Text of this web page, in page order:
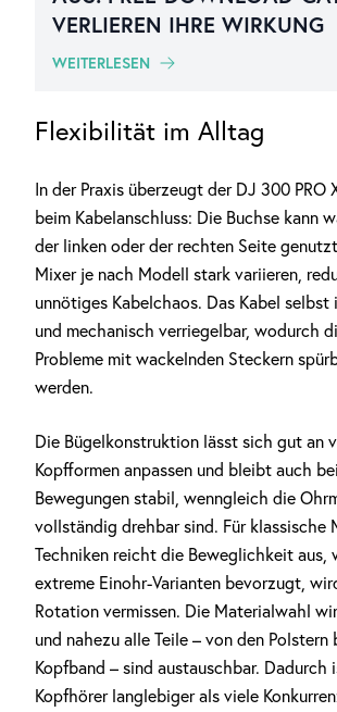
VERLIEREN IHRE WIRKUNG
WEITERLESEN
Flexibilität im Alltag
In der Praxis überzeugt der DJ 300 PRO
beim Kabelanschluss: Die Buchse kann
der linken oder der rechten Seite
Mixer je nach Modell stark variieren,
unnötiges Kabelchaos. Das Kabel selbst
und mechanisch verriegelbar, wodurch
Probleme mit wackelnden Steckern
werden.
Die Bügelkonstruktion lässt sich gut an
Kopfformen anpassen und bleibt auch
Bewegungen stabil, wenngleich die
vollständig drehbar sind. Für klassische
Techniken reicht die Beweglichkeit aus,
extreme Einohr-Varianten bevorzugt,
Rotation vermissen. Die Materialwahl
und nahezu alle Teile – von den Polstern
Kopfband – sind austauschbar. Dadurch
Kopfhörer langlebiger als viele